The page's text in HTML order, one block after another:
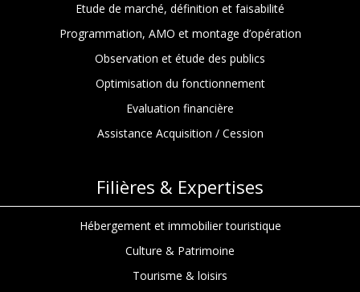
Etude de marché, définition et faisabilité
Programmation, AMO et montage d’opération
Observation et étude des publics
Optimisation du fonctionnement
Evaluation financière
Assistance Acquisition / Cession
Filières & Expertises
Hébergement et immobilier touristique
Culture & Patrimoine
Tourisme & loisirs
Choisissez.
Chez In Extenso Tourisme, Culture &
cookies juste pour le plaisir
. Ils nous